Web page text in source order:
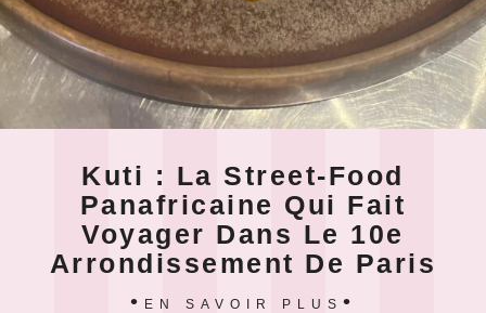
Kuti : La Street-Food
Panafricaine Qui Fait
Voyager Dans Le 10e
Arrondissement De Paris
EN SAVOIR PLUS